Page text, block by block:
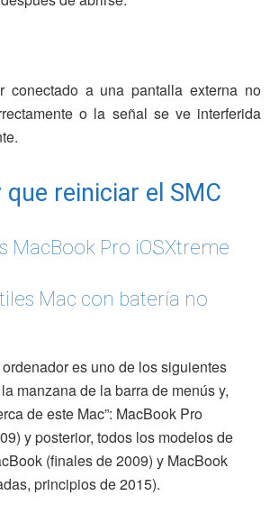
conectado a una pantalla externa no
o la señal se ve interferida
que reiniciar el SMC
Mac con batería no
es uno de los siguientes
manzana de la barra de menús y,
de este Mac”: MacBook Pro
y posterior, todos los modelos de
(finales de 2009) y MacBook
principios de 2015).